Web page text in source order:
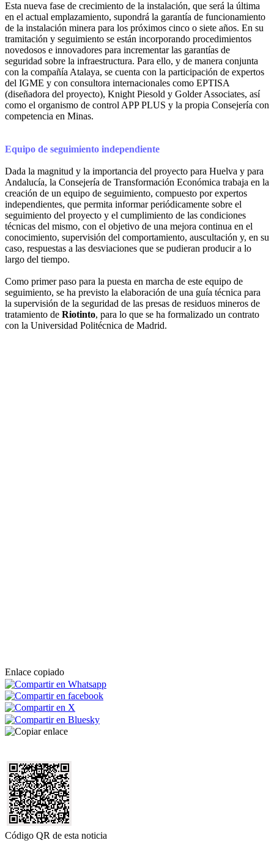
Esta nueva fase de crecimiento de la instalación, que será la última
en el actual emplazamiento, supondrá la garantía de funcionamiento
de la instalación minera para los próximos cinco o siete años. En su
tramitación y seguimiento se están incorporando procedimientos
novedosos e innovadores para incrementar las garantías de
seguridad sobre la infraestructura. Para ello, y de manera conjunta
con la compañía Atalaya, se cuenta con la participación de expertos
del IGME y con consultora internacionales como EPTISA
(diseñadora del proyecto), Knight Piesold y Golder Associates, así
como el organismo de control APP PLUS y la propia Consejería con
competencia en Minas.
Equipo de seguimiento independiente
Dada la magnitud y la importancia del proyecto para Huelva y para
Andalucía, la Consejería de Transformación Económica trabaja en la
creación de un equipo de seguimiento, compuesto por expertos
independientes, que permita informar periódicamente sobre el
seguimiento del proyecto y el cumplimiento de las condiciones
técnicas del mismo, con el objetivo de una mejora continua en el
conocimiento, supervisión del comportamiento, auscultación y, en su
caso, respuestas a las desviaciones que se pudieran producir a lo
largo del tiempo.
Como primer paso para la puesta en marcha de este equipo de
seguimiento, se ha previsto la elaboración de una guía técnica para
la supervisión de la seguridad de las presas de residuos mineros de
tratamiento de Riotinto, para lo que se ha formalizado un contrato
con la Universidad Politécnica de Madrid.
Enlace copiado
Código QR de esta noticia